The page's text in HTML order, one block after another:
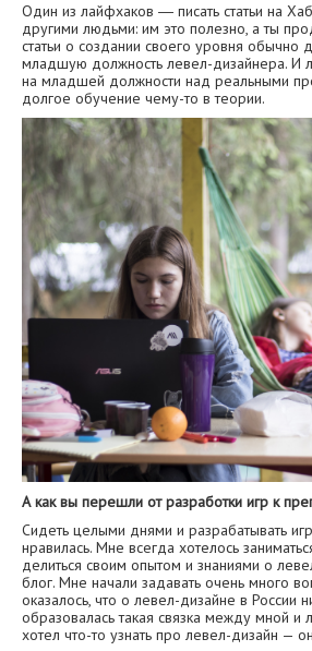
Один из лайфхаков ― писать статьи на
другими людьми: им это полезно, а ты
статьи о создании своего уровня обычно
младшую должность левел-дизайнера. И
на младшей должности над реальными
долгое обучение чему-то в теории.
А как вы перешли от разработки игр к
Сидеть целыми днями и разрабатывать
нравилась. Мне всегда хотелось
делиться своим опытом и знаниями о
блог. Мне начали задавать очень много
оказалось, что о левел-дизайне в России
образовалась такая связка между мной и
хотел что-то узнать про левел-дизайн —